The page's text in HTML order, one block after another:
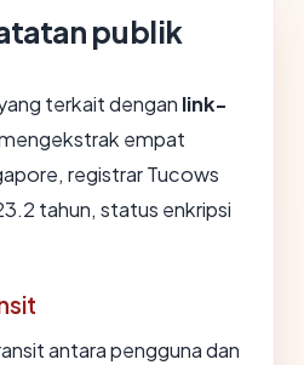
publik
terkait dengan link-
empat
registrar Tucows
tahun, status enkripsi
antara pengguna dan